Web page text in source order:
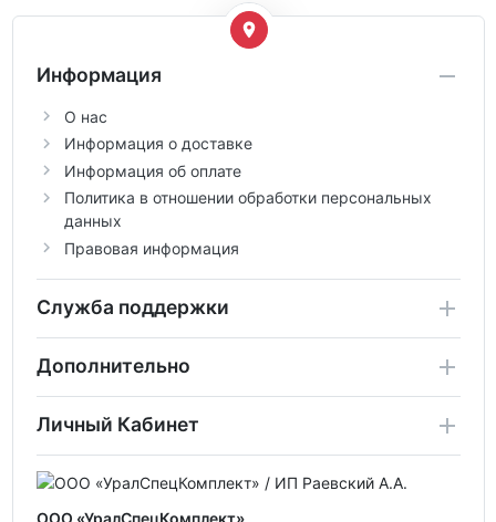
Информация
О нас
Информация о доставке
Информация об оплате
Политика в отношении обработки персональных
данных
Правовая информация
Служба поддержки
Дополнительно
Личный Кабинет